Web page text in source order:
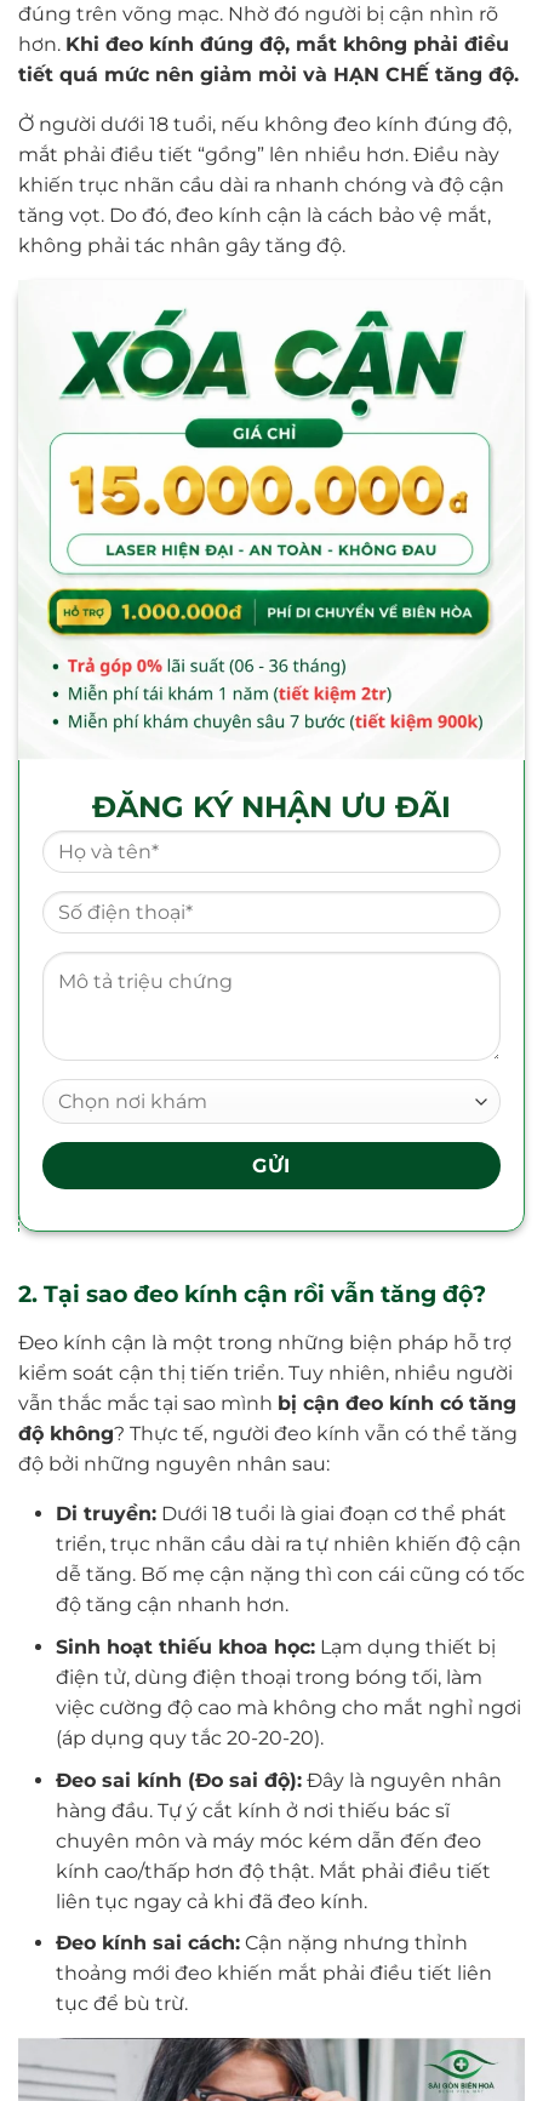
đúng trên võng mạc. Nhờ đó người bị cận nhìn rõ
hơn. Khi đeo kính đúng độ, mắt không phải điều
tiết quá mức nên giảm mỏi và HẠN CHẾ tăng độ.
Ở người dưới 18 tuổi, nếu không đeo kính đúng độ,
mắt phải điều tiết “gồng” lên nhiều hơn. Điều này
khiến trục nhãn cầu dài ra nhanh chóng và độ cận
tăng vọt. Do đó, đeo kính cận là cách bảo vệ mắt,
không phải tác nhân gây tăng độ.
ĐĂNG KÝ NHẬN ƯU ĐÃI
2. Tại sao đeo kính cận rồi vẫn tăng độ?
Đeo kính cận là một trong những biện pháp hỗ trợ
kiểm soát cận thị tiến triển. Tuy nhiên, nhiều người
vẫn thắc mắc tại sao mình bị cận đeo kính có tăng
độ không? Thực tế, người đeo kính vẫn có thể tăng
độ bởi những nguyên nhân sau:
Di truyền:Dưới 18 tuổi là giai đoạn cơ thể phát
triển, trục nhãn cầu dài ra tự nhiên khiến độ cận
dễ tăng. Bố mẹ cận nặng thì con cái cũng có tốc
độ tăng cận nhanh hơn.
Sinh hoạt thiếu khoa học:Lạm dụng thiết bị
điện tử, dùng điện thoại trong bóng tối, làm
việc cường độ cao mà không cho mắt nghỉ ngơi
(áp dụng quy tắc 20-20-20).
Đeo sai kính (Đo sai độ):Đây là nguyên nhân
hàng đầu. Tự ý cắt kính ở nơi thiếu bác sĩ
chuyên môn và máy móc kém dẫn đến đeo
kính cao/thấp hơn độ thật. Mắt phải điều tiết
liên tục ngay cả khi đã đeo kính.
Đeo kính sai cách:Cận nặng nhưng thỉnh
thoảng mới đeo khiến mắt phải điều tiết liên
tục để bù trừ.